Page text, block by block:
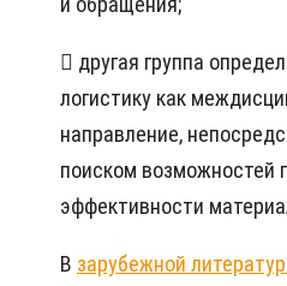
 другая группа
логистику как
направление,
поиском возможностей
эффективности
В зарубежной